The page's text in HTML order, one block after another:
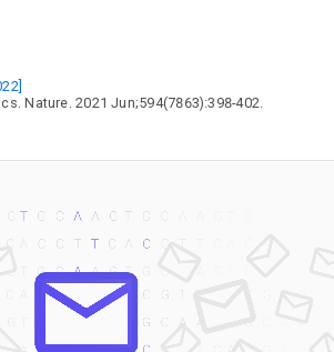
Nature. 2021 Jun;594(7863):398-402.